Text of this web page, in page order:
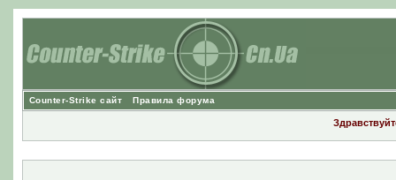
Counter-Strike сайт Правила форума